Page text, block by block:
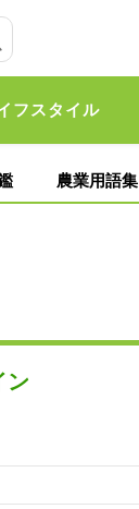
フスタイル
農業用語集
ン